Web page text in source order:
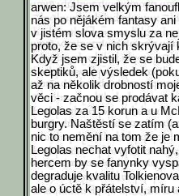
arwen: Jsem velkým
nás po nějákém fantasy
v jistém slova smyslu za
proto, že se v nich skrývají
Když jsem zjistil, že se
skeptiků, ale výsledek
až na několik drobností
věci - začnou se prodávat
Legolas za 15 korun a u
burgry. Naštěstí se zatím
nic to nemění na tom že je
Legolas nechat vyfotit
hercem by se fanynky
degraduje kvalitu
ale o úctě k přátelství, míru